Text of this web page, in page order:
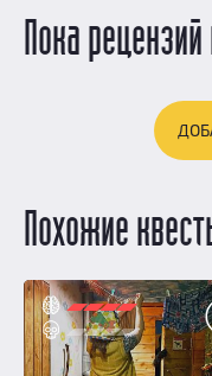
Пока
Похожие